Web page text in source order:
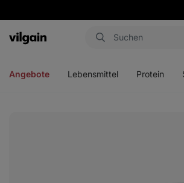
Aktin
Angebote Lebensmittel Protein